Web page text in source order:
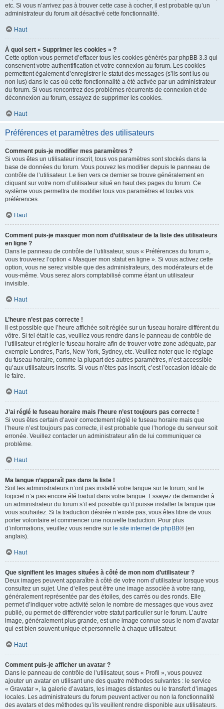
etc. Si vous n’arrivez pas à trouver cette case à cocher, il est probable qu’un
administrateur du forum ait désactivé cette fonctionnalité.
Haut
À quoi sert « Supprimer les cookies » ?
Cette option vous permet d’effacer tous les cookies générés par phpBB 3.3 qui
conservent votre authentification et votre connexion au forum. Les cookies
permettent également d’enregistrer le statut des messages (s’ils sont lus ou
non lus) dans le cas où cette fonctionnalité a été activée par un administrateur
du forum. Si vous rencontrez des problèmes récurrents de connexion et de
déconnexion au forum, essayez de supprimer les cookies.
Haut
Préférences et paramètres des utilisateurs
Comment puis-je modifier mes paramètres ?
Si vous êtes un utilisateur inscrit, tous vos paramètres sont stockés dans la
base de données du forum. Vous pouvez les modifier depuis le panneau de
contrôle de l’utilisateur. Le lien vers ce dernier se trouve généralement en
cliquant sur votre nom d’utilisateur situé en haut des pages du forum. Ce
système vous permettra de modifier tous vos paramètres et toutes vos
préférences.
Haut
Comment puis-je masquer mon nom d’utilisateur de la liste des utilisateurs
en ligne ?
Dans le panneau de contrôle de l’utilisateur, sous « Préférences du forum »,
vous trouverez l’option « Masquer mon statut en ligne ». Si vous activez cette
option, vous ne serez visible que des administrateurs, des modérateurs et de
vous-même. Vous serez alors comptabilisé comme étant un utilisateur
invisible.
Haut
L’heure n’est pas correcte !
Il est possible que l’heure affichée soit réglée sur un fuseau horaire différent du
vôtre. Si tel était le cas, veuillez vous rendre dans le panneau de contrôle de
l’utilisateur et régler le fuseau horaire afin de trouver votre zone adéquate, par
exemple Londres, Paris, New York, Sydney, etc. Veuillez noter que le réglage
du fuseau horaire, comme la plupart des autres paramètres, n’est accessible
qu’aux utilisateurs inscrits. Si vous n’êtes pas inscrit, c’est l’occasion idéale de
le faire.
Haut
J’ai réglé le fuseau horaire mais l’heure n’est toujours pas correcte !
Si vous êtes certain d’avoir correctement réglé le fuseau horaire mais que
l’heure n’est toujours pas correcte, il est probable que l’horloge du serveur soit
erronée. Veuillez contacter un administrateur afin de lui communiquer ce
problème.
Haut
Ma langue n’apparaît pas dans la liste !
Soit les administrateurs n’ont pas installé votre langue sur le forum, soit le
logiciel n’a pas encore été traduit dans votre langue. Essayez de demander à
un administrateur du forum s’il est possible qu’il puisse installer la langue que
vous souhaitez. Si la traduction désirée n’existe pas, vous êtes libre de vous
porter volontaire et commencer une nouvelle traduction. Pour plus
d’informations, veuillez vous rendre sur le site internet de phpBB® (en
anglais).
Haut
Que signifient les images situées à côté de mon nom d’utilisateur ?
Deux images peuvent apparaître à côté de votre nom d’utilisateur lorsque vous
consultez un sujet. Une d’elles peut être une image associée à votre rang,
généralement représentée par des étoiles, des carrés ou des ronds. Elle
permet d’indiquer votre activité selon le nombre de messages que vous avez
publié, ou permet de différencier votre statut particulier sur le forum. L’autre
image, généralement plus grande, est une image connue sous le nom d’avatar
qui est bien souvent unique et personnelle à chaque utilisateur.
Haut
Comment puis-je afficher un avatar ?
Dans le panneau de contrôle de l’utilisateur, sous « Profil », vous pouvez
ajouter un avatar en utilisant une des quatre méthodes suivantes : le service
« Gravatar », la galerie d’avatars, les images distantes ou le transfert d’images
locales. Les administrateurs du forum peuvent activer ou non la fonctionnalité
des avatars et des méthodes qu’ils veuillent rendre disponible aux utilisateurs.